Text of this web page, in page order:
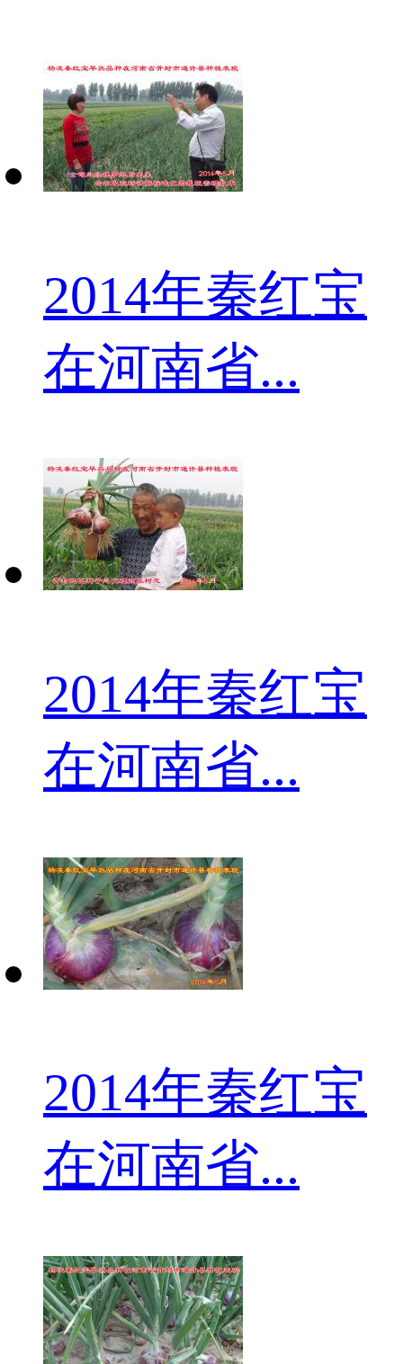
2014年秦红宝
在河南省...
2014年秦红宝
在河南省...
2014年秦红宝
在河南省...